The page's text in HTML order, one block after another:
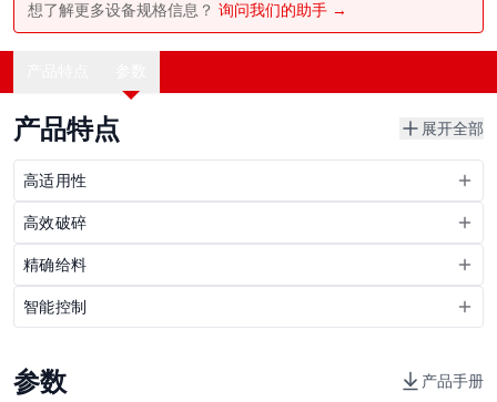
想了解更多设备规格信息？ 询问我们的助手 →
产品特点 展开全部
高适用性
高效破碎
精确给料
智能控制
参数 产品手册